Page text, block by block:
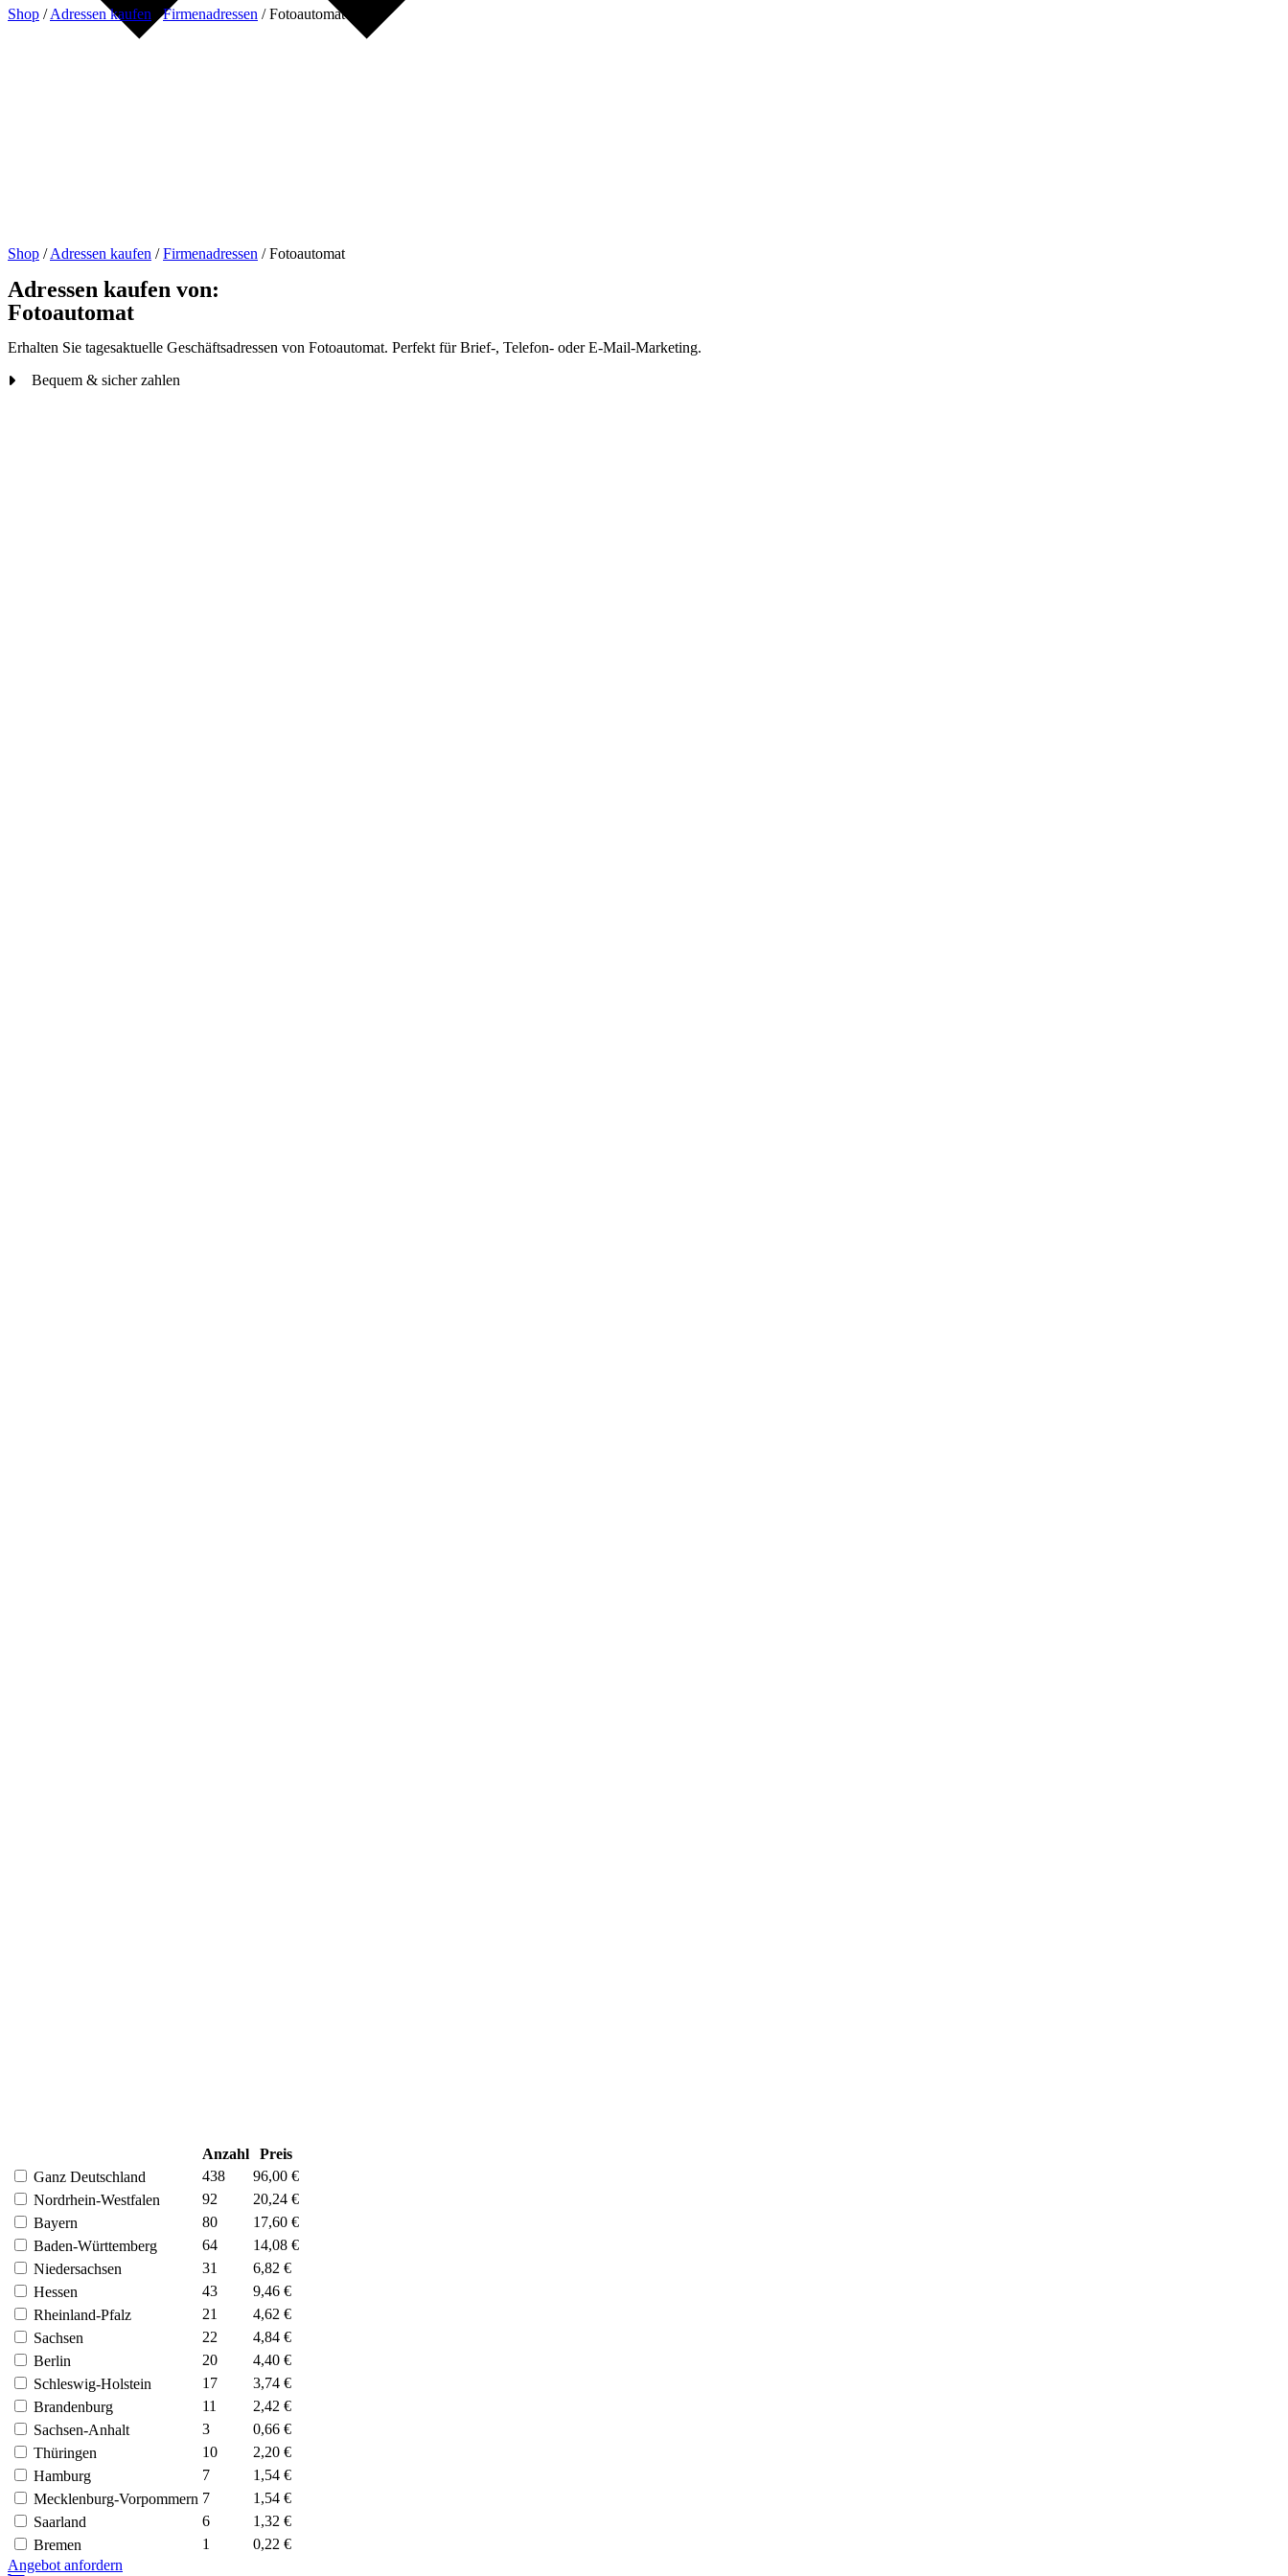
Shop /Adressen kaufen /Firmenadressen /Fotoautomat
Shop /Adressen kaufen /Firmenadressen /Fotoautomat
Adressen kaufen von:
Fotoautomat
Erhalten Sie tagesaktuelle Geschäftsadressen von Fotoautomat. Perfekt für Brief-, Telefon- oder E-Mail-Marketing.
Bequem & sicher zahlen
Anzahl
Preis
Ganz Deutschland
438
96,00 €
Nordrhein-Westfalen
92
20,24 €
Bayern
80
17,60 €
Baden-Württemberg
64
14,08 €
Niedersachsen
31
6,82 €
Hessen
43
9,46 €
Rheinland-Pfalz
21
4,62 €
Sachsen
22
4,84 €
Berlin
20
4,40 €
Schleswig-Holstein
17
3,74 €
Brandenburg
11
2,42 €
Sachsen-Anhalt
3
0,66 €
Thüringen
10
2,20 €
Hamburg
7
1,54 €
Mecklenburg-Vorpommern 7
1,54 €
Saarland
6
1,32 €
Bremen
1
0,22 €
Angebot anfordern